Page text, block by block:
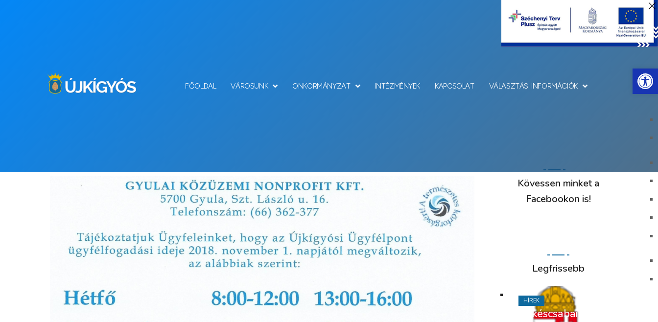
FŐOLDAL VÁROSUNK ÖNKORMÁNYZAT INTÉZMÉNYEK KAPCSOLAT VÁLASZTÁSI INFORMÁCIÓK
Kövessen minket a
Facebookon is!
Legfrissebb
Békéscsabai
HÍREK